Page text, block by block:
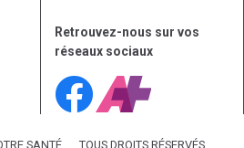
Retrouvez-nous sur vos
réseaux sociaux
SANTÉ TOUS DROITS RÉSERVÉS.